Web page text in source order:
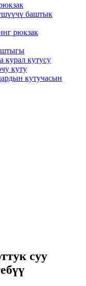
баштык
рюкзак
курал кутусу
куту
кутучасын
суу